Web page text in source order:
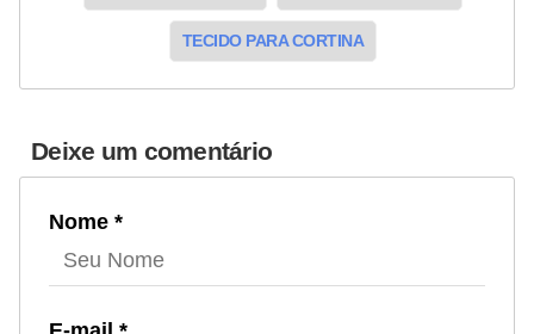
TECIDO PARA CORTINA
Deixe um comentário
Nome *